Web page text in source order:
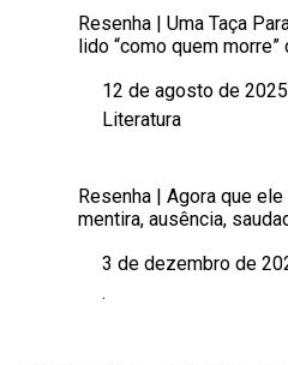
Resenha | Uma Taça
lido “como quem morre”
Data12 de agosto de 2025
Em relação a
Literatura
Resenha | Agora que
mentira, ausência,
Data
3 de dezembro de
Em relação a
.